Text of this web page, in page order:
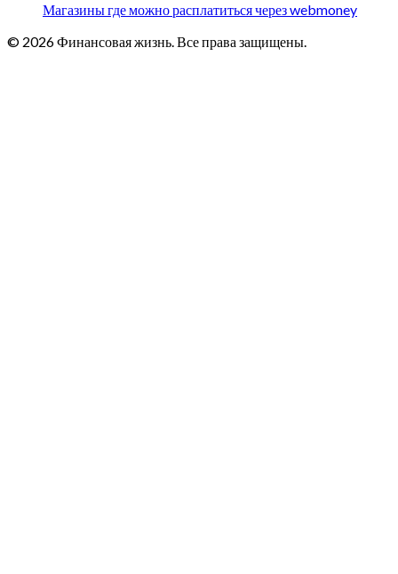
Магазины где можно расплатиться через webmoney
© 2026 Финансовая жизнь. Все права защищены.